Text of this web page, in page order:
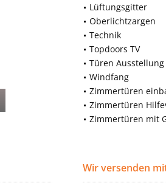
Lüftungsgitter
Oberlichtzargen
Technik
Topdoors TV
Türen Ausstellung
Windfang
Zimmertüren
Zimmertüren
Zimmertüren mit
Wir versenden